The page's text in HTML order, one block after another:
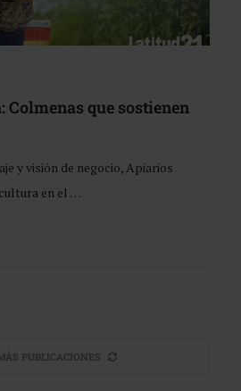
que sostienen
y visión de negocio, Apiarios
en el …
PUBLICACIONES